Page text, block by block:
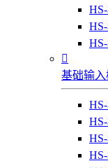

基础输